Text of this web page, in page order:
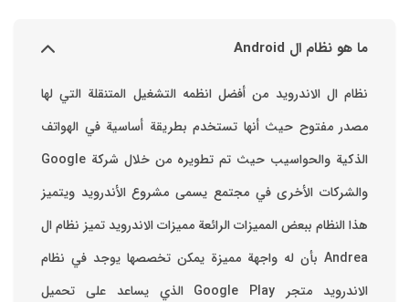
ما هو نظام ال Android
نظام ال الاندرويد من أفضل انظمه التشغيل المتنقلة التي لها
مصدر مفتوح حيث أنها تستخدم بطريقة أساسية في الهواتف
والشركات الأخرى في مجتمع يسمى مشروع الأندرويد ويتميز
هذا النظام ببعض المميزات الرائعة ‏مميزات الاندرويد ‏تميز نظام ال
Andrea بأن له واجهة مميزة يمكن تخصصها ‏يوجد في نظام
الاندرويد متجر Google Play الذي يساعد على تحميل